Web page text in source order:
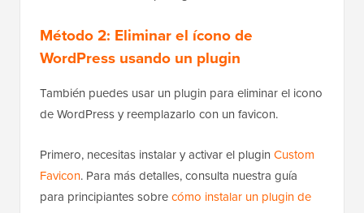
Una vez que estés satisfecho con tu elección, haz clic
en el botón ‘Publicar’ para guardar tus cambios.
Método 2: Eliminar el ícono de
WordPress usando un plugin
También puedes usar un plugin para eliminar el icono
de WordPress y reemplazarlo con un favicon.
Primero, necesitas instalar y activar el plugin
Custom